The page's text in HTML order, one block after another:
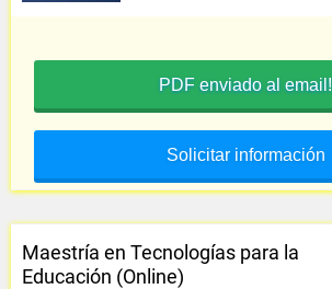
PDF enviado al email!
Solicitar información
Maestría en Tecnologías para la
Educación (Online)